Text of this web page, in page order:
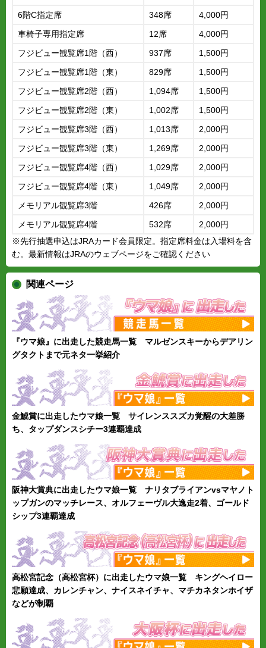
6階C指定席
348席
4,000円
車椅子専用指定席
12席
4,000円
フジビュー観覧席1階（西）
937席
1,500円
フジビュー観覧席1階（東）
829席
1,500円
フジビュー観覧席2階（西）
1,094席
1,500円
フジビュー観覧席2階（東）
1,002席
1,500円
フジビュー観覧席3階（西）
1,013席
2,000円
フジビュー観覧席3階（東）
1,269席
2,000円
フジビュー観覧席4階（西）
1,029席
2,000円
フジビュー観覧席4階（東）
1,049席
2,000円
メモリアル観覧席3階
426席
2,000円
メモリアル観覧席4階
532席
2,000円
※先行抽選申込はJRAカード会員限定。指定席料金は入場料を含
む。最新情報はJRAのウェブページをご確認ください
関連ページ
『ウマ娘』に出走した競走馬一覧 マルゼンスキーからデアリン
グタクトまで元ネタ一挙紹介
金鯱賞に出走したウマ娘一覧 サイレンススズカ覚醒の大差勝
ち、タップダンスシチー3連覇達成
阪神大賞典に出走したウマ娘一覧 ナリタブライアンvsマヤノト
ップガンのマッチレース、オルフェーヴル大逸走2着、ゴールド
シップ3連覇達成
高松宮記念（高松宮杯）に出走したウマ娘一覧 キングヘイロー
悲願達成、カレンチャン、ナイスネイチャ、マチカネタンホイザ
などが制覇